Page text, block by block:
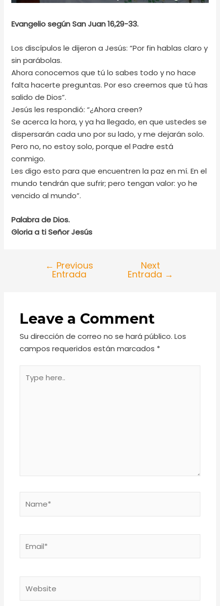
Evangelio según San Juan 16,29-33.
Los discípulos le dijeron a Jesús: “Por fin hablas claro y
sin parábolas.
Ahora conocemos que tú lo sabes todo y no hace
falta hacerte preguntas. Por eso creemos que tú has
salido de Dios”.
Jesús les respondió: “¿Ahora creen?
Se acerca la hora, y ya ha llegado, en que ustedes se
dispersarán cada uno por su lado, y me dejarán solo.
Pero no, no estoy solo, porque el Padre está
conmigo.
Les digo esto para que encuentren la paz en mí. En el
mundo tendrán que sufrir; pero tengan valor: yo he
vencido al mundo”.
Palabra de Dios.
Gloria a ti Señor Jesús
← Previous
Entrada
Next
Entrada →
Leave a Comment
Su dirección de correo no se hará público. Los
campos requeridos están marcados *
here..